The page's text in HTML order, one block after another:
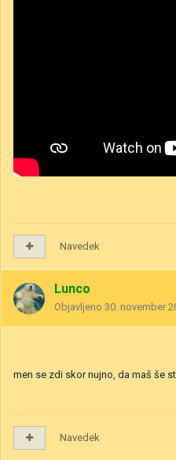
Navedek
Lunco
Objavljeno 30. november
men se zdi skor nujno, da maš še
Navedek